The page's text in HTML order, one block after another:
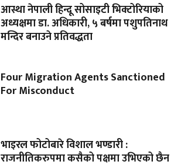
आस्था नेपाली हिन्दू सोसाइटी भिक्टोरियाको
अध्यक्षमा डा. अधिकारी, ५ बर्षमा पशुपतिनाथ
मन्दिर बनाउने प्रतिवद्धता
Four Migration Agents Sanctioned
For Misconduct
भाइरल फोटोबारे विशाल भण्डारी :
राजनीतिकरुपमा कसैको पक्षमा उभिएको छैन